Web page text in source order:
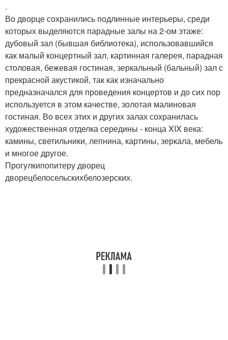
.
Во дворце сохранились подлинные интерьеры, среди
которых выделяются парадные залы на 2-ом этаже:
дубовый зал (бывшая библиотека), использовавшийся
как малый концертный зал, картинная галерея, парадная
столовая, бежевая гостиная, зеркальный (бальный) зал с
прекрасной акустикой, так как изначально
предназначался для проведения концертов и до сих пор
используется в этом качестве, золотая малиновая
гостиная. Во всех этих и других залах сохранилась
художественная отделка середины - конца XIX века:
камины, светильники, лепнина, картины, зеркала, мебель
и многое другое.
Прогулкипопитеру дворец
дворецбелосельскихбелозерских.